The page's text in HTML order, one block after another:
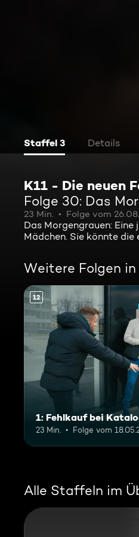
Staffel 3 Details
K11 - Die neuen
Folge 30: Das
23 Min. Folge vom
Das Morgengrauen:
Mädchen. Sie könnte die
Weitere Folgen
12
1: Fehlkauf bei
23 Min. Folge vom
Alle Staffeln im